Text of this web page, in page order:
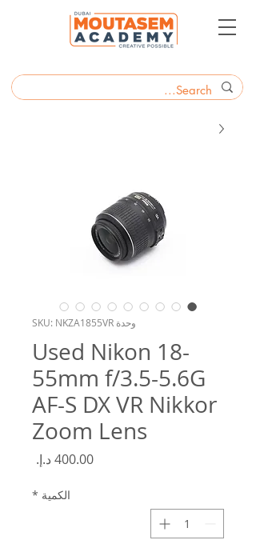
وحدة SKU: NKZA1855VR
Used Nikon 18-
55mm f/3.5-5.6G
AF-S DX VR Nikkor
Zoom Lens
الكمية *